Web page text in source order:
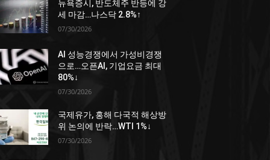
뉴욕증시, 반도체주 반등에 강
세 마감…나스닥 2.8%↑
07/30/2026
AI 성능경쟁에서 가성비경쟁
으로…오픈AI, 기업요금 최대
80%↓
07/30/2026
국제유가, 홍해 다국적 해상방
위 논의에 반락…WTI 1%↓
07/30/2026